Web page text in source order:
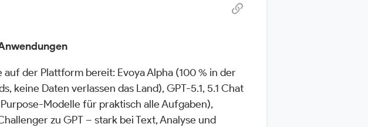
der Plattform bereit: Evoya Alpha (100 % in der
keine Daten verlassen das Land), GPT-5.1, 5.1 Chat
Modelle für praktisch alle Aufgaben),
zu GPT – stark bei Text, Analyse und